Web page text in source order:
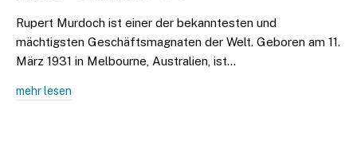
Rupert Murdoch ist einer der bekanntesten und
mächtigsten Geschäftsmagnaten der Welt. Geboren am 11.
März 1931 in Melbourne, Australien, ist…
mehr lesen